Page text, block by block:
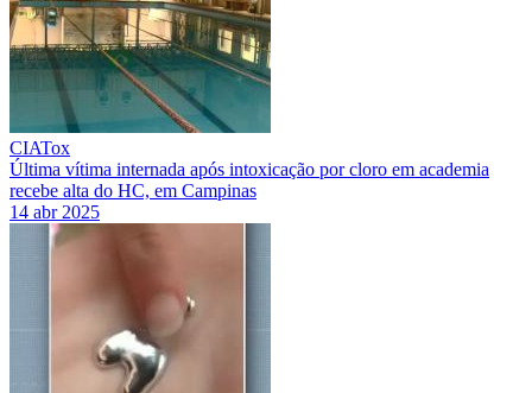
CIATox
Última vítima internada após intoxicação por cloro em academia
recebe alta do HC, em Campinas
14 abr 2025